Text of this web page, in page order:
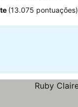
(13.075 pontuações)